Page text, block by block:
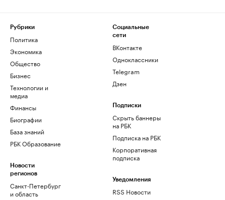
Рубрики
Политика
Экономика
Общество
Бизнес
Технологии и
медиа
Финансы
Биографии
База знаний
РБК Образование
Новости
регионов
Санкт-Петербург
и область
Социальные
сети
ВКонтакте
Одноклассники
Telegram
Дзен
Подписки
Скрыть баннеры
на РБК
Подписка на РБК
Корпоративная
подписка
Уведомления
RSS Новости